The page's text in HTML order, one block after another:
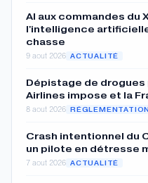
AI aux commandes du
l'intelligence
chasse
9 aout 2026 ACTUALITÉ
Dépistage de drogues
Airlines impose et la
8 aout 2026 RÉGLEMENTATION
Crash intentionnel du
un pilote en détresse
7 aout 2026 ACTUALITÉ